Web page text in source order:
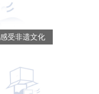
受非遗文化